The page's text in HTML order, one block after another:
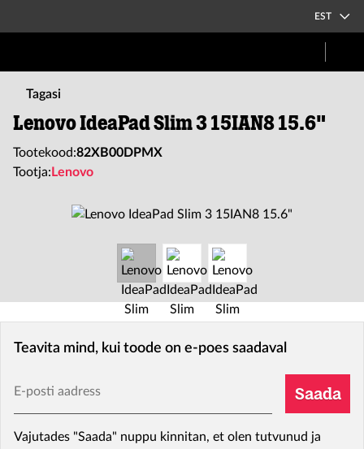
EST
Tagasi
Lenovo IdeaPad Slim 3 15IAN8 15.6"
Tootekood:82XB00DPMX
Tootja: Lenovo
Teavita mind, kui toode on e-poes saadaval
E-posti aadress
Saada
Vajutades "Saada" nuppu kinnitan, et olen tutvunud ja